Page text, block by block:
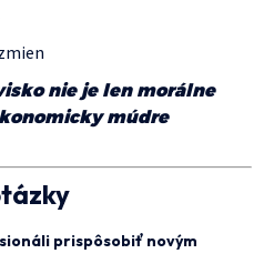
nie je len morálne
múdre
prispôsobiť novým